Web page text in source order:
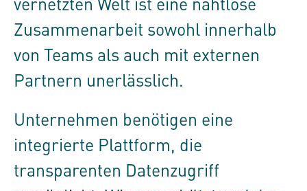
Zusammenarbeit sowohl innerhalb
von Teams als auch mit externen
Partnern unerlässlich.
Unternehmen benötigen eine
integrierte Plattform, die
transparenten Datenzugriff